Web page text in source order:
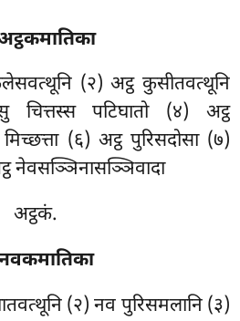
(२) अट्ठ कुसीतवत्थूनि
पटिघातो (४) अट्ठ
(६) अट्ठ पुरिसदोसा (७)
नेवसञ्ञिनासञ्ञिवादा
अट्ठकं.
(२) नव पुरिसमलानि (३)